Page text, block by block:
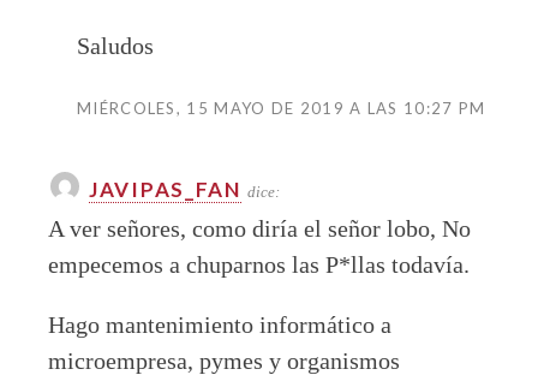
Saludos
MIÉRCOLES, 15 MAYO DE 2019 A LAS 10:27 PM
JAVIPAS_FAN dice:
A ver señores, como diría el señor lobo, No
empecemos a chuparnos las P*llas todavía.
Hago mantenimiento informático a
microempresa, pymes y organismos